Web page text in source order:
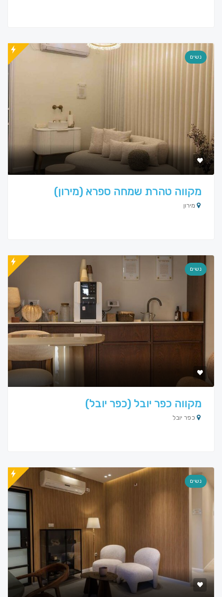
נשים
מקווה טהרת שמחה ספרא (מירון)
מירון
נשים
מקווה כפר יובל (כפר יובל)
כפר יובל
נשים